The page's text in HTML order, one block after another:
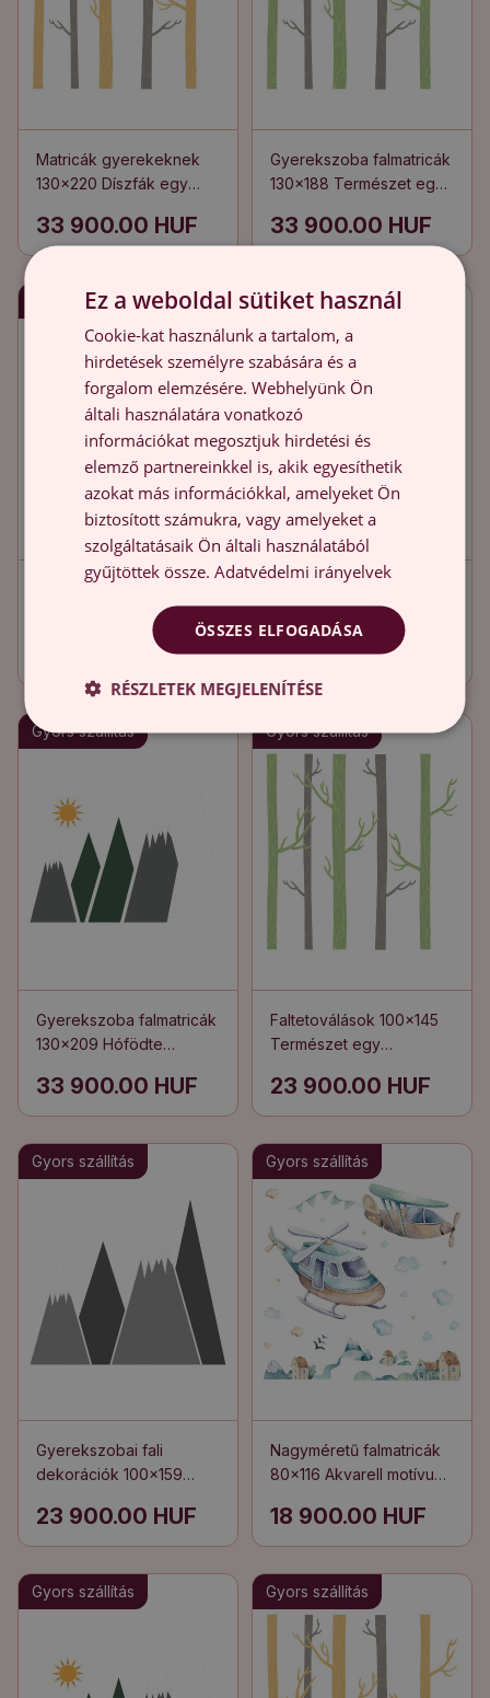
Matricák gyerekeknek
130x220 Díszfák egy
33 900.00 HUF
Gyerekszoba falmatricák
130x188 Természet egy
díszfákkal
33 900.00 HUF
Gyors szállítás
babaszobába 80x116
díszfákkal
18 900.00 HUF
Gyors szállítás
babaszobába 80x140
Pasztell hegyek
csúcsokkal
18 900.00 HUF
Gyors szállítás
Gyerekszoba falmatricák
130x209 Hófödte
illusztrációja
33 900.00 HUF
Gyors szállítás
Faltetoválások 100x145
Természet egy
díszfákkal
23 900.00 HUF
Gyors szállítás
Gyerekszobai fali
dekorációk 100x159
hegycsúcsok
illusztrációja
23 900.00 HUF
Gyors szállítás
Nagyméretű falmatricák
80x116 Akvarell motívum
repülőgépről a város
felett
18 900.00 HUF
Gyors szállítás Gyors szállítás
Ez a weboldal sütiket használ
Cookie-kat használunk a tartalom, a
hirdetések személyre szabására és a
forgalom elemzésére. Webhelyünk Ön
általi használatára vonatkozó
információkat megosztjuk hirdetési és
elemző partnereinkkel is, akik egyesíthetik
azokat más információkkal, amelyeket Ön
biztosított számukra, vagy amelyeket a
szolgáltatásaik Ön általi használatából
gyűjtöttek össze.Adatvédelmi irányelvek
ÖSSZES ELFOGADÁSA
RÉSZLETEK MEGJELENÍTÉSE